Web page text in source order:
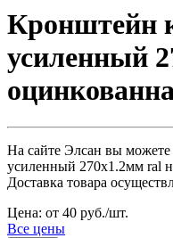
Кронштейн
усиленный
На сайте Элсан вы
усиленный 270х1.2мм ral
Доставка товара
Цена: от 40 руб./шт.
Все цены